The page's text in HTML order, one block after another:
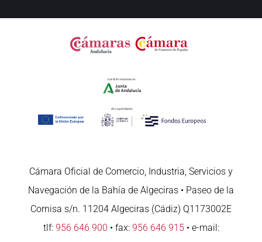
Cámara Oficial de Comercio, Industria, Servicios y
Navegación de la Bahía de Algeciras • Paseo de la
Cornisa s/n. 11204 Algeciras (Cádiz) Q1173002E
tlf: 956 646 900 • fax: 956 646 915• e-mail: